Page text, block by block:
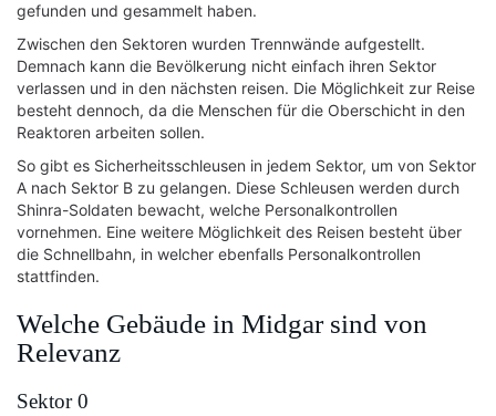
gefunden und gesammelt haben.
Zwischen den Sektoren wurden Trennwände aufgestellt.
Demnach kann die Bevölkerung nicht einfach ihren Sektor
verlassen und in den nächsten reisen. Die Möglichkeit zur Reise
besteht dennoch, da die Menschen für die Oberschicht in den
Reaktoren arbeiten sollen.
So gibt es Sicherheitsschleusen in jedem Sektor, um von Sektor
A nach Sektor B zu gelangen. Diese Schleusen werden durch
Shinra-Soldaten bewacht, welche Personalkontrollen
vornehmen. Eine weitere Möglichkeit des Reisen besteht über
die Schnellbahn, in welcher ebenfalls Personalkontrollen
stattfinden.
Welche Gebäude in Midgar sind von
Relevanz
Sektor 0